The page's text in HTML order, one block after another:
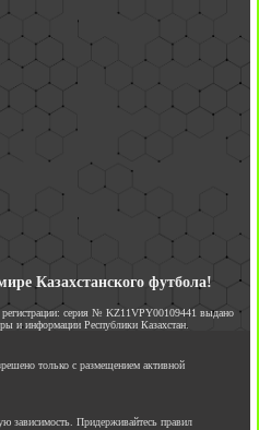
Казахстанского футбола!
серия № KZ11VPY00109441 выдано
и информации Республики Казахстан.
только с размещением активной
зависимость. Придерживайтесь правил